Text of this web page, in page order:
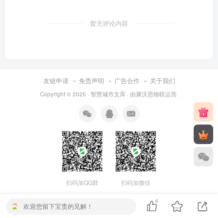
暂无评论内容
友链申请 免责声明 广告合作 关于我们
Copyright © 2025 · 智慧城市文库 · 由康沃思物联运营.
扫码加QQ群 扫码加微信
欢迎您留下宝贵的见解！
6